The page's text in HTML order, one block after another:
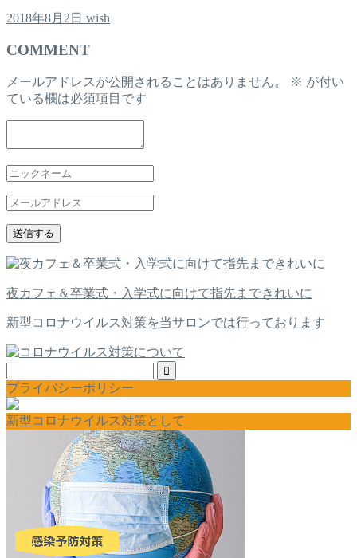
2018年8月2日 wish
COMMENT
メールアドレスが公開されることはありません。 ※ が付い
ている欄は必須項目です
夜カフェ＆卒業式・入学式に向けて指先まできれいに
新型コロナウイルス対策を当サロンでは行っております
プライバシーポリシー
新型コロナウイルス対策として